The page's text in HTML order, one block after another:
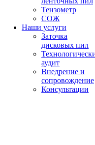
Тензометр
СОЖ
Наши услуги
Заточка
дисковых пил
аудит
Внедрение и
сопровождение
Консультации